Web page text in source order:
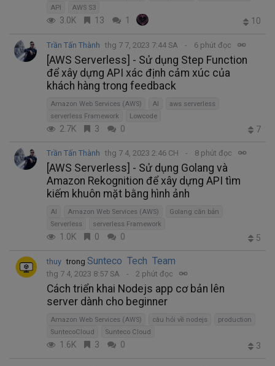
API
AWS S3
3.0K 13 1 10
Trần Tấn Thành thg 7 7, 2023 7:44 SA 6 phút đọc
[AWS Serverless] - Sử dụng Step Function
để xây dựng API xác định cảm xúc của
khách hàng trong feedback
Amazon Web Services (AWS) AI
aws serverless
serverless Framework
Lowcode
2.7K 3 0 7
Trần Tấn Thành thg 7 4, 2023 2:46 CH 8 phút đọc
[AWS Serverless] - Sử dụng Golang và
Amazon Rekognition để xây dựng API tìm
kiếm khuôn mặt bằng hình ảnh
AI Amazon Web Services (AWS)
Golang căn bản
Serverless
serverless Framework
1.0K 0 0 5
thuy trong Sunteco Tech Team
thg 7 4, 2023 8:57 SA 2 phút đọc
Cách triển khai Nodejs app cơ bản lên
server dành cho beginner
Amazon Web Services (AWS) câu hỏi về nodejs
production
SuntecoCloud
Sunteco Cloud
1.6K 3 0 3